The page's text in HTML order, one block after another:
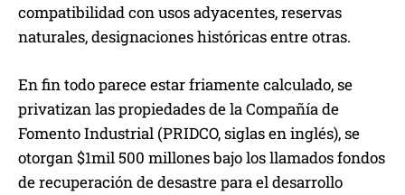
compatibilidad con usos adyacentes, reservas
naturales, designaciones históricas entre otras.
En fin todo parece estar friamente calculado, se
privatizan las propiedades de la Compañía de
Fomento Industrial (PRIDCO, siglas en inglés), se
otorgan $1mil 500 millones bajo los llamados fondos
de recuperación de desastre para el desarrollo